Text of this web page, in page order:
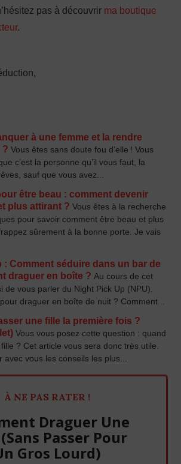
pas à découvrir ma boutique
.
à une femme et la rendre
? Vous êtes sans doute fou d’elle ! Vous
c’est la personne qu’il vous faut, la
sauf que vous avez...
être beau : comment devenir
plus attirant ? Vous êtes à la recherche
pour savoir comment être beau et plus
sûrement à la bonne porte. Je vais
: Comment séduire dans un bar de
draguer en boîte ? Au cours de cet
de vous parler du Night Pick Up (NPU).
draguer en boîte de nuit ? Comment...
une fille la première fois ?
Vous vous posez cette question : quand
? Cet article vous sera donc très utile.
avec vous les conseils les plus...
À NE PAS RATER !
Draguer Une
Passer Pour
Gros Lourd)